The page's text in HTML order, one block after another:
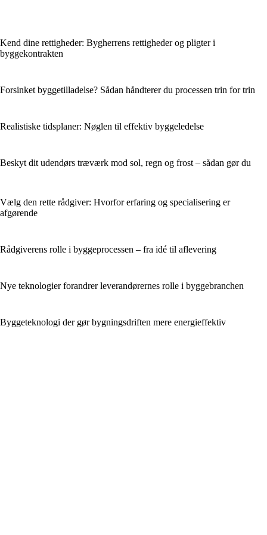
Kend dine rettigheder: Bygherrens rettigheder og pligter i
byggekontrakten
Forsinket byggetilladelse? Sådan håndterer du processen trin for trin
Realistiske tidsplaner: Nøglen til effektiv byggeledelse
Beskyt dit udendørs træværk mod sol, regn og frost – sådan gør du
Vælg den rette rådgiver: Hvorfor erfaring og specialisering er
afgørende
Rådgiverens rolle i byggeprocessen – fra idé til aflevering
Nye teknologier forandrer leverandørernes rolle i byggebranchen
Byggeteknologi der gør bygningsdriften mere energieffektiv